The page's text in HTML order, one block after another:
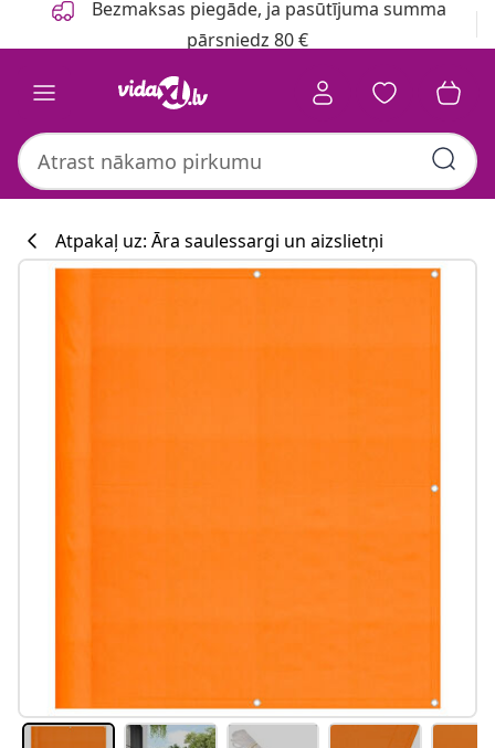
Bezmaksas piegāde, ja pasūtījuma summa
pārsniedz 80 €
Atpakaļ uz: Āra saulessargi un aizslietņi